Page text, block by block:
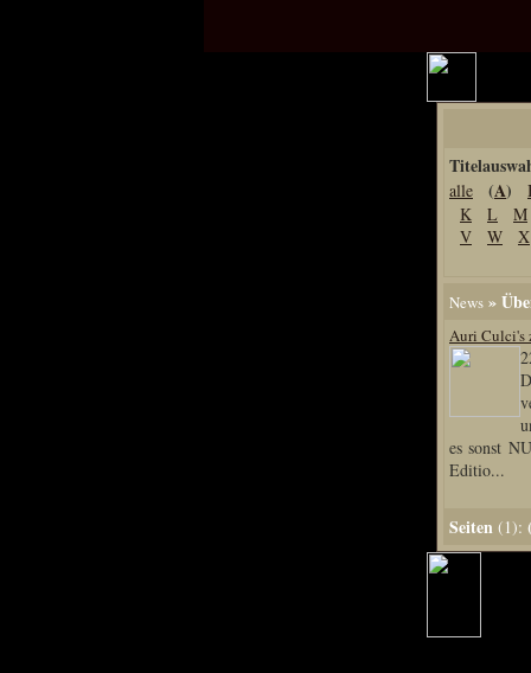
alle (A)
K
L M
V
W X
News »
Auri Culci's
es sonst
Editio...
Seiten (1):